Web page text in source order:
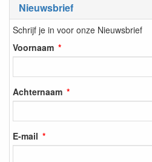
Nieuwsbrief
Schrijf je in voor onze Nieuwsbrief
Voornaam
Achternaam
E-mail